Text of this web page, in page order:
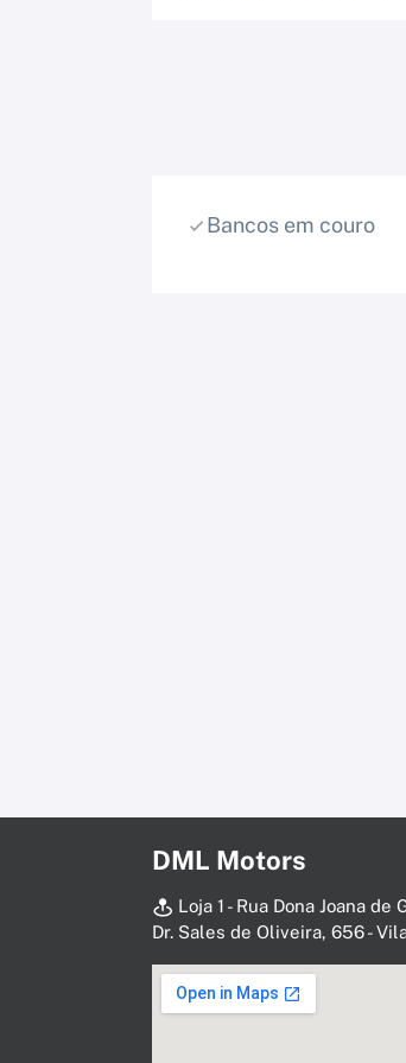
Bancos em couro
DML Motors
Loja 1 - Rua Dona Joana de
Dr. Sales de Oliveira, 656 -